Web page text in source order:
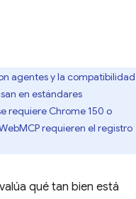
agentes y la compatibilidad
en estándares
requiere Chrome 150 o
requieren el registro
qué tan bien está